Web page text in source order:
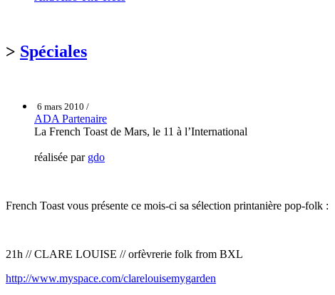
> Spéciales
6 mars 2010 /
ADA Partenaire
La French Toast de Mars, le 11 à l’International
réalisée par gdo
French Toast vous présente ce mois-ci sa sélection printanière pop-folk :
21h // CLARE LOUISE // orfèvrerie folk from BXL
http://www.myspace.com/clarelouisemygarden